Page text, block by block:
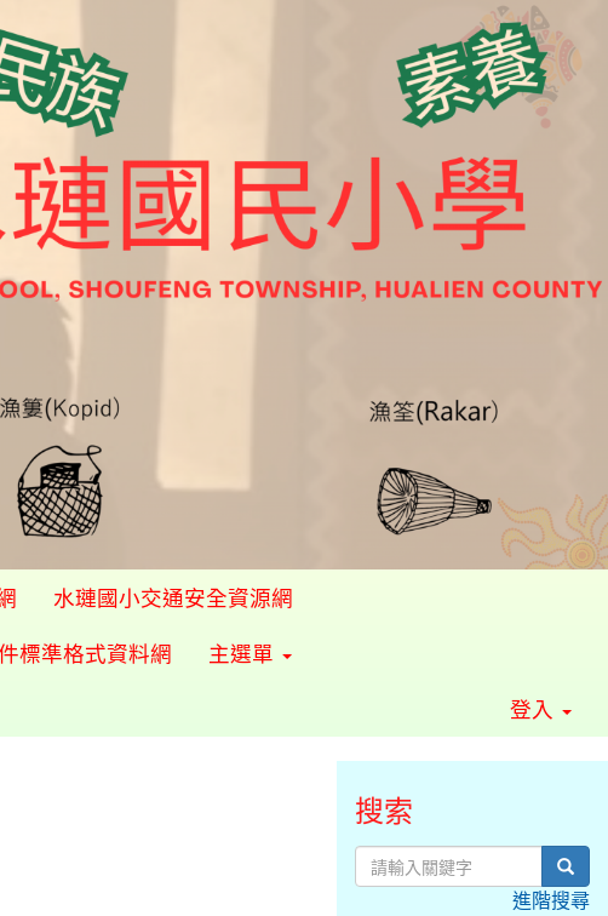
水璉國小交通安全資源網
標準格式資料網
主選單
登入
搜索
進階搜尋